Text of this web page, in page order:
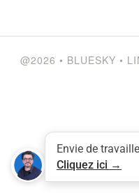
@2026 • BLUESKY •
Envie de
Cliquez ici →
Share this selection